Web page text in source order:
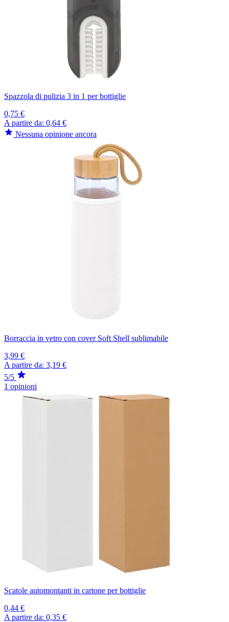
Spazzola di pulizia 3 in 1 per bottiglie
0,75 €
A partire da: 0,64 €
Nessuna opinione ancora
Borraccia in vetro con cover Soft Shell sublimabile
3,99 €
A partire da: 3,19 €
5/5
1 opinioni
Scatole automontanti in cartone per bottiglie
0,44 €
A partire da: 0,35 €